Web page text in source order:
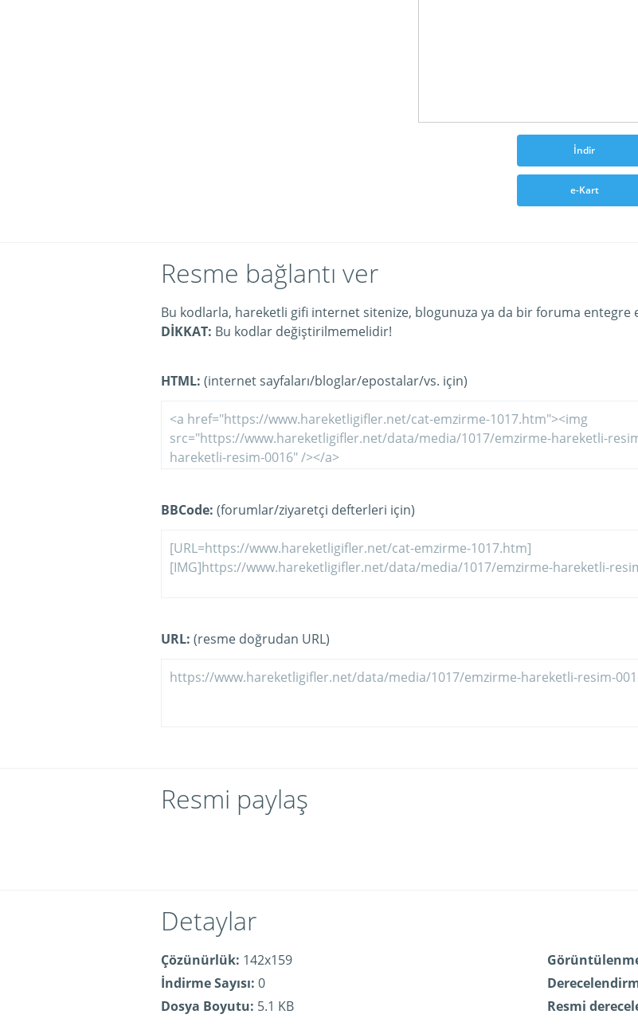
İndir
e-Kart
Resme bağlantı ver
Bu kodlarla, hareketli gifi internet sitenize, blogunuza ya da bir foruma entegre
DİKKAT: Bu kodlar değiştirilmemelidir!
HTML: (internet sayfaları/bloglar/epostalar/vs. için)
BBCode: (forumlar/ziyaretçi defterleri için)
URL: (resme doğrudan URL)
Resmi paylaş
Detaylar
Çözünürlük: 142x159
İndirme Sayısı: 0
Dosya Boyutu: 5.1 KB
Görüntülenme
Resmi